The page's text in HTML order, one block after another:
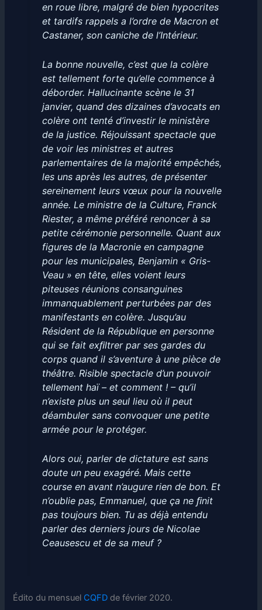
en roue libre, malgré de bien hypocrites
et tardifs rappels a l’ordre de Macron et
Castaner, son caniche de l’Intérieur.
La bonne nouvelle, c’est que la colère
est tellement forte qu’elle commence à
déborder. Hallucinante scène le 31
janvier, quand des dizaines d’avocats en
colère ont tenté d’investir le ministère
de la justice. Réjouissant spectacle que
de voir les ministres et autres
parlementaires de la majorité empêchés,
les uns après les autres, de présenter
sereinement leurs vœux pour la nouvelle
année. Le ministre de la Culture, Franck
Riester, a même préféré renoncer à sa
petite cérémonie personnelle. Quant aux
figures de la Macronie en campagne
pour les municipales, Benjamin « Gris-
Veau » en tête, elles voient leurs
piteuses réunions consanguines
immanquablement perturbées par des
manifestants en colère. Jusqu’au
Résident de la République en personne
qui se fait exﬁltrer par ses gardes du
corps quand il s’aventure à une pièce de
théâtre. Risible spectacle d’un pouvoir
tellement haï – et comment ! – qu’il
n’existe plus un seul lieu où il peut
déambuler sans convoquer une petite
armée pour le protéger.
Alors oui, parler de dictature est sans
doute un peu exagéré. Mais cette
course en avant n’augure rien de bon. Et
n’oublie pas, Emmanuel, que ça ne ﬁnit
pas toujours bien. Tu as déjà entendu
parler des derniers jours de Nicolae
Ceausescu et de sa meuf ?
Édito du mensuel CQFD de février 2020.